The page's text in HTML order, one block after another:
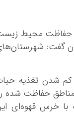
مازندران
مرکزی
همدان
یزد
حفاظت محیط
گفت:
کم شدن تغذیه
حفاظت شده
با خرس قهوه‌ای